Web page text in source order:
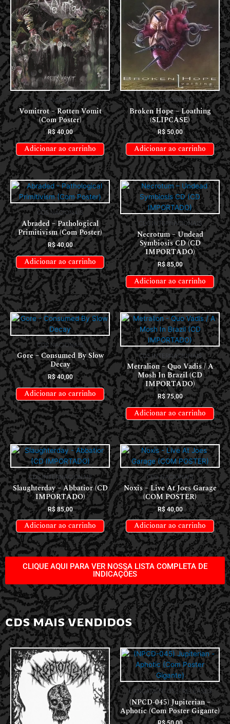
CDS NACIONAIS
Vomitrot – Rotten Vomit
(Com Poster)
R$40,00
Adicionar ao carrinho
CDS NACIONAIS
Broken Hope – Loathing
(SLIPCASE)
R$50,00
Adicionar ao carrinho
CDS NACIONAIS
Abraded – Pathological
Primitivism (Com Poster)
R$40,00
Adicionar ao carrinho
CDS INTERNACIONAIS
Necrotum – Undead
Symbiosis CD (CD
IMPORTADO)
R$85,00
Adicionar ao carrinho
CDS NACIONAIS
Gore – Consumed By Slow
Decay
R$40,00
Adicionar ao carrinho
CDS INTERNACIONAIS
Metralion – Quo Vadis / A
Mosh In Brazil (CD
IMPORTADO)
R$75,00
Adicionar ao carrinho
CDS INTERNACIONAIS
Slaughterday – Abbatior (CD
IMPORTADO)
R$85,00
Adicionar ao carrinho
CDS NACIONAIS
Noxis – Live At Joes Garage
(COM POSTER)
R$40,00
Adicionar ao carrinho
CLIQUE AQUI PARA VER NOSSA LISTA COMPLETA DE
INDICAÇÕES
CDS MAIS VENDIDOS
LANÇAMENTOS // RELEASES
(NPCD-045) Jupiterian –
Aphotic (Com Poster Gigante)